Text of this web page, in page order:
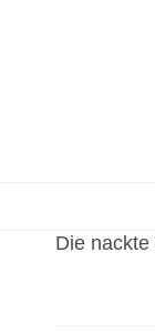
Die nackte